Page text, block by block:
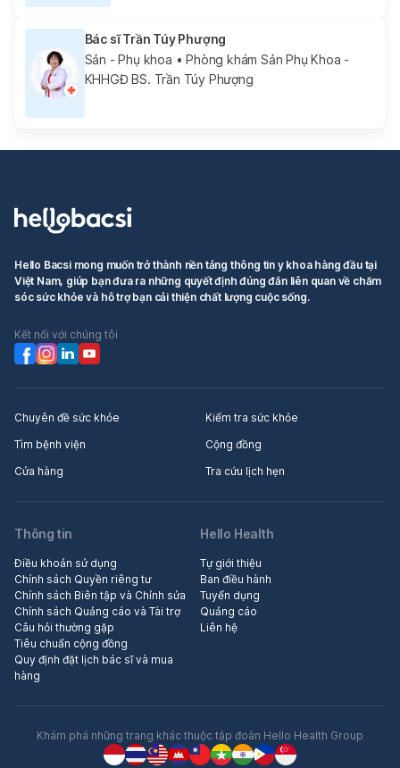
Bác sĩ Trần Túy Phượng
Sản - Phụ khoa • Phòng khám Sản Phụ Khoa -
KHHGĐ BS. Trần Túy Phượng
Hello Bacsi mong muốn trở thành nền tảng thông tin y khoa hàng đầu tại
Việt Nam, giúp bạn đưa ra những quyết định đúng đắn liên quan về chăm
sóc sức khỏe và hỗ trợ bạn cải thiện chất lượng cuộc sống.
Kết nối với chúng tôi
Chuyên đề sức khỏe
Kiểm tra sức khỏe
Tìm bệnh viện
Cộng đồng
Cửa hàng
Tra cứu lịch hẹn
Thông tin
Điều khoản sử dụng
Chính sách Quyền riêng tư
Chính sách Biên tập và Chỉnh sửa
Chính sách Quảng cáo và Tài trợ
Câu hỏi thường gặp
Tiêu chuẩn cộng đồng
Quy định đặt lịch bác sĩ và mua
hàng
Hello Health
Tự giới thiệu
Ban điều hành
Tuyển dụng
Quảng cáo
Liên hệ
Khám phá những trang khác thuộc tập đoàn Hello Health Group